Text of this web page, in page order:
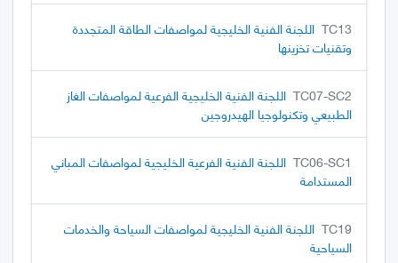
TC13 اللجنة الفنية الخليجية لمواصفات الطاقة المتجددة
وتقنيات تخزينها
TC07-SC2 اللجنة الفنية الخليجية الفرعية لمواصفات الغاز
الطبيعي وتكنولوجيا الهيدروجين
TC06-SC1 اللجنة الفنية الفرعية الخليجية لمواصفات المباني
المستدامة
TC19 اللجنة الفنية الخليجية لمواصفات السياحة والخدمات
السياحية